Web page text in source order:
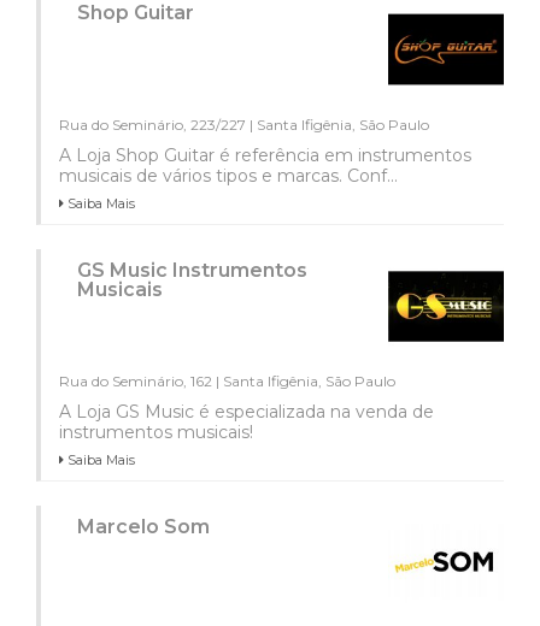
Shop Guitar
Rua do Seminário, 223/227 | Santa Ifigênia, São Paulo
A Loja Shop Guitar é referência em instrumentos
musicais de vários tipos e marcas. Conf...
Saiba Mais
GS Music Instrumentos
Musicais
Rua do Seminário, 162 | Santa Ifigênia, São Paulo
A Loja GS Music é especializada na venda de
instrumentos musicais!
Saiba Mais
Marcelo Som